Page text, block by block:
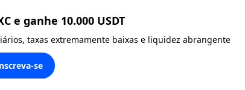
e ganhe 10.000 USDT
taxas extremamente baixas e liquidez abrangente
se